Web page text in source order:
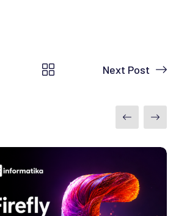
Next Post